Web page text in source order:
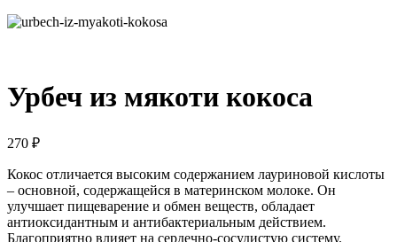
Урбеч из мякоти кокоса
270 ₽
Кокос отличается высоким содержанием лауриновой кислоты
– основной, содержащейся в материнском молоке. Он
улучшает пищеварение и обмен веществ, обладает
антиоксидантным и антибактериальным действием.
Благоприятно влияет на сердечно-сосудистую систему.